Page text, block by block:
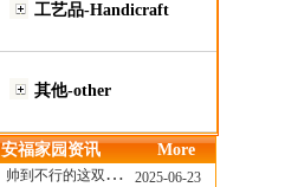
工艺品-Handicraft
其他-other
安福家园资讯 More
帅到不行的这双跑鞋，其实藏着Nike第一位签约跑者的故事
2025-06-23